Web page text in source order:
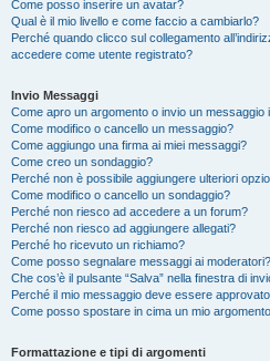
Come posso inserire un avatar?
Qual è il mio livello e come faccio a cambiarlo?
Perché quando clicco sul collegamento
accedere come utente registrato?
Invio Messaggi
Come apro un argomento o invio un messaggio
Come modifico o cancello un messaggio?
Come aggiungo una firma ai miei messaggi?
Come creo un sondaggio?
Perché non è possibile aggiungere ulteriori
Come modifico o cancello un sondaggio?
Perché non riesco ad accedere a un forum?
Perché non riesco ad aggiungere allegati?
Perché ho ricevuto un richiamo?
Come posso segnalare messaggi ai moderatori?
Che cos’è il pulsante “Salva” nella finestra di
Perché il mio messaggio deve essere
Come posso spostare in cima un mio
Formattazione e tipi di argomenti